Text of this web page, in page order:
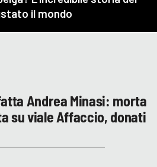
Andrea Minasi: morta
su viale Affaccio, donati